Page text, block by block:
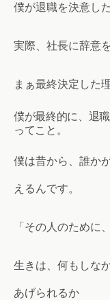
僕が退職を決意し
実際、社長に辞意
まぁ最終決定した
僕が最終的に、退
ってこと。
僕は昔から、誰か
えるんです。
「その人のために
生きは、何もしな
あげられるか